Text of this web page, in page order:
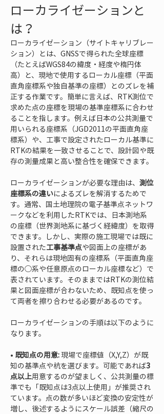
ローカライゼーションと
は？
ローカライゼーション（サイトキャリブレー
ション）とは、GNSSで得られた全球座標
（たとえばWGS84の緯度・経度や楕円体
高）と、現地で使用するローカル座標（平面
直角座標系や独自基準の座標）とのズレを補
正する作業です。簡単に言えば、RTK測位で
求めた点の座標を現場の基準座標系に合わせ
ることを指します。例えば日本の公共測量で
用いられる座標系（JGD2011の平面直角座
標系）や、工事で設定されたローカル基準に
RTKの結果を一致させることで、設計図や既
存の測量成果と高い整合性を確保できます。
ローカライゼーションが必要な理由は、 測位
座標系の違いによるズレを解消するためで
す。通常、国土地理院の電子基準点ネットワ
ークなどを利用したRTKでは、日本測地系
の座標（世界測地系に基づく経緯度）を取得
できます。しかし、実際の施工現場では既に
設置された工事基準点や図面上の座標があ
り、それらは現地固有の座標系（平面直角座
標の◯系や任意原点のローカル座標など）で
表されています。そのままではRTKの測位結
果と図面座標が合わないため、既知点を使っ
て両者を擦り合わせる必要があるのです。
ローカライゼーションの手順は以下のように
なります。
• 既知点の用意: 現場で座標値（X,Y,Z）が既
知の基準点や杭を選びます。可能であれば3
点以上用意するのが望ましく、公共測量の標
準でも「既知点は3点以上使用」が推奨され
ています。点の数が多いほど変換の安定性が
増し、後述するようにスケール誤差（縮尺の